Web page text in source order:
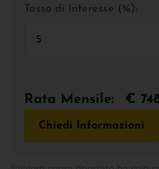
Tasso di Interesse (%):
Rata Mensile: €
Chiedi Informazioni